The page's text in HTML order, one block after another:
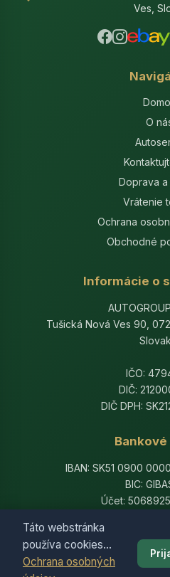
Táto webstránka
používa cookies...
Ochrana osobných
Ves,
O
Doprava a
Vrátenie
Ochrana
Obchodné
Informácie o
Tušická Nová Ves 90,
IČO:
DIČ:
DIČ DPH:
IBAN: SK51 0900
BIC:
Účet: